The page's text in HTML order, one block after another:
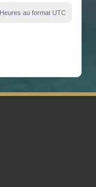
Heures au format UTC